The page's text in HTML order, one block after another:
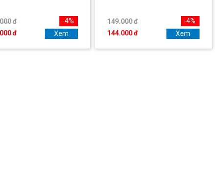
đ
đ
-4%
Xem
149.000 đ
144.000 đ
-4%
Xem